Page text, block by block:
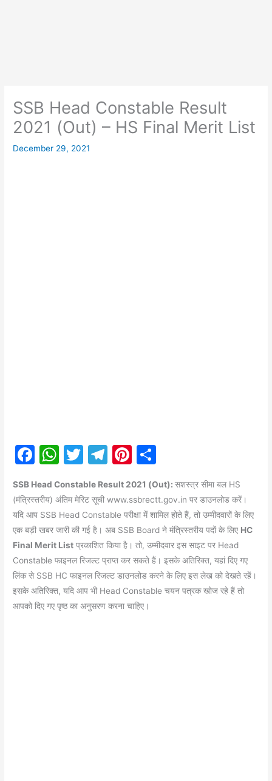
SSB Head Constable Result
2021 (Out) – HS Final Merit List
December 29, 2021
F
c
e
b
o
o
k
W
at
s
A
p
p
T
itt
er
T
e
gr
a
m
Pi
er
e
st
ar
e
SSB Head Constable Result 2021 (Out):सशस्त्र सीमा बल HS
(मंत्रिस्तरीय) अंतिम मेरिट सूची www.ssbrectt.gov.in पर डाउनलोड करें।
यदि आप SSB Head Constable परीक्षा में शामिल होते हैं, तो उम्मीदवारों के लिए
एक बड़ी खबर जारी की गई है। अब SSB Board ने मंत्रिस्तरीय पदों के लिए HC
Final Merit List प्रकाशित किया है। तो, उम्मीदवार इस साइट पर Head
Constable फाइनल रिजल्ट प्राप्त कर सकते हैं। इसके अतिरिक्त, यहां दिए गए
लिंक से SSB HC फाइनल रिजल्ट डाउनलोड करने के लिए इस लेख को देखते रहें।
इसके अतिरिक्त, यदि आप भी Head Constable चयन पत्रक खोज रहे हैं तो
आपको दिए गए पृष्ठ का अनुसरण करना चाहिए।